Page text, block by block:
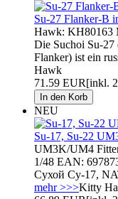
Su-27 Flanker-B
Hawk: KH80163
Die Suchoi Su-
Flanker) ist ein
Hawk
71.59 EUR[inkl.
NEU
Su-17, Su-22
UM3K/UM4
1/48 EAN:
Сухой Су-17,
mehr >>>Kitty